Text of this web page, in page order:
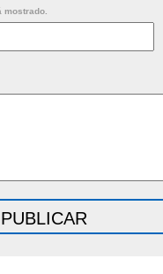
mostrado.